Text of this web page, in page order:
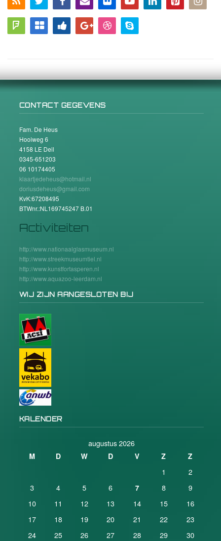
CONTACT GEGEVENS
Fam. De Heus
Hooiweg 6
4158 LE Deil
0345-651203
06 10174405
klaartjedeheus@hotmail.nl
doriusdeheus@gmail.com
KvK:67208495
BTWnr.:NL169745247 B.01
Activiteiten
http://www.nationaalglasmuseum.nl
http://www.streekmuseumtiel.nl
http://www.kunstfortasperen.nl
http://www.aquazoo-leerdam.nl
WIJ ZIJN AANGESLOTEN BIJ
KALENDER
augustus 2026
M D W D V Z Z
1
2
3
4 5 6 7 8
9
10
11 12 13 14 15
16
17
18 19 20 21 22
23
24
25 26 27 28 29 30